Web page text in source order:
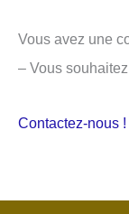
Vous avez une
– Vous
Contactez-nous !